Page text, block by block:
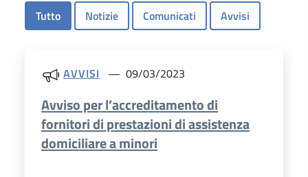
Tutto Notizie Comunicati Avvisi
AVVISI 09/03/2023
Avviso per l’accreditamento di
fornitori di prestazioni di assistenza
domiciliare a minori